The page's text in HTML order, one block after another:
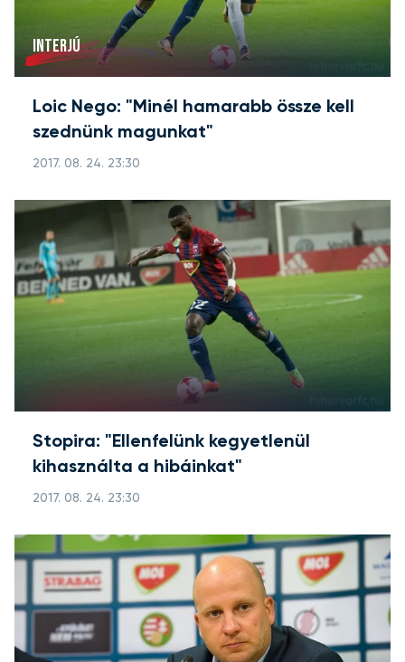
INTERJÚ
Loic Nego: "Minél hamarabb össze kell
szednünk magunkat"
2017. 08. 24. 23:30
Stopira: "Ellenfelünk kegyetlenül
kihasználta a hibáinkat"
2017. 08. 24. 23:30